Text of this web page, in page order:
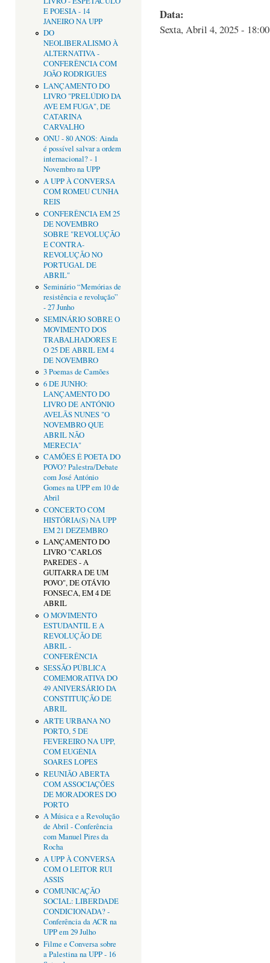
E POESIA - 14
JANEIRO NA UPP
DO
NEOLIBERALISMO À
ALTERNATIVA -
CONFERÊNCIA COM
JOÃO RODRIGUES
LANÇAMENTO DO
LIVRO "PRELÚDIO DA
AVE EM FUGA", DE
CATARINA
CARVALHO
ONU - 80 ANOS: Ainda
é possível salvar a ordem
internacional? - 1
Novembro na UPP
A UPP À CONVERSA
COM ROMEU CUNHA
REIS
CONFERÊNCIA EM 25
DE NOVEMBRO
SOBRE "REVOLUÇÃO
E CONTRA-
REVOLUÇÃO NO
PORTUGAL DE
ABRIL"
Seminário “Memórias de
resistência e revolução”
- 27 Junho
SEMINÁRIO SOBRE O
MOVIMENTO DOS
TRABALHADORES E
O 25 DE ABRIL EM 4
DE NOVEMBRO
3 Poemas de Camões
6 DE JUNHO:
LANÇAMENTO DO
LIVRO DE ANTÓNIO
AVELÃS NUNES "O
NOVEMBRO QUE
ABRIL NÃO
MERECIA"
CAMÕES É POETA DO
POVO? Palestra/Debate
com José António
Gomes na UPP em 10 de
Abril
CONCERTO COM
HISTÓRIA(S) NA UPP
EM 21 DEZEMBRO
LANÇAMENTO DO
LIVRO "CARLOS
PAREDES - A
GUITARRA DE UM
POVO", DE OTÁVIO
FONSECA, EM 4 DE
ABRIL
O MOVIMENTO
ESTUDANTIL E A
REVOLUÇÃO DE
ABRIL -
CONFERÊNCIA
SESSÃO PÚBLICA
COMEMORATIVA DO
49 ANIVERSÁRIO DA
CONSTITUIÇÃO DE
ABRIL
ARTE URBANA NO
PORTO, 5 DE
FEVEREIRO NA UPP,
COM EUGÉNIA
SOARES LOPES
REUNIÃO ABERTA
COM ASSOCIAÇÕES
DE MORADORES DO
PORTO
A Música e a Revolução
de Abril - Conferência
com Manuel Pires da
Rocha
A UPP À CONVERSA
COM O LEITOR RUI
ASSIS
COMUNICAÇÃO
SOCIAL: LIBERDADE
CONDICIONADA? -
Conferência da ACR na
UPP em 29 Julho
Filme e Conversa sobre
a Palestina na UPP - 16
Data:
Sexta, Abril 4, 2025 - 18:00